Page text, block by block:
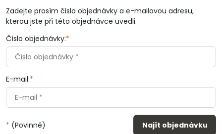
Zadejte prosím číslo objednávky a e-mailovou adresu,
kterou jste při této objednávce uvedli.
Číslo objednávky:*
E-mail:*
* (Povinné) Najít objednávku